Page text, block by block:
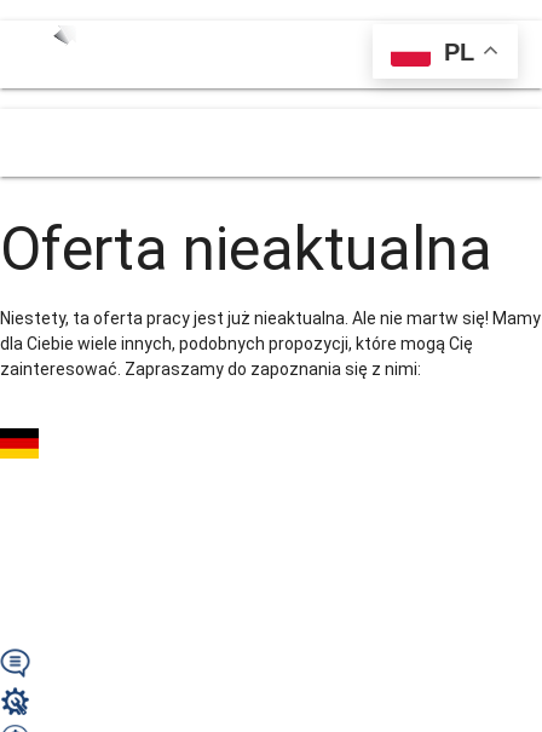
menu
Oferta nieaktualna
Niestety, ta oferta pracy jest już nieaktualna. Ale nie martw się! Mamy
dla Ciebie wiele innych, podobnych propozycji, które mogą Cię
zainteresować. Zapraszamy do zapoznania się z nimi:
PL